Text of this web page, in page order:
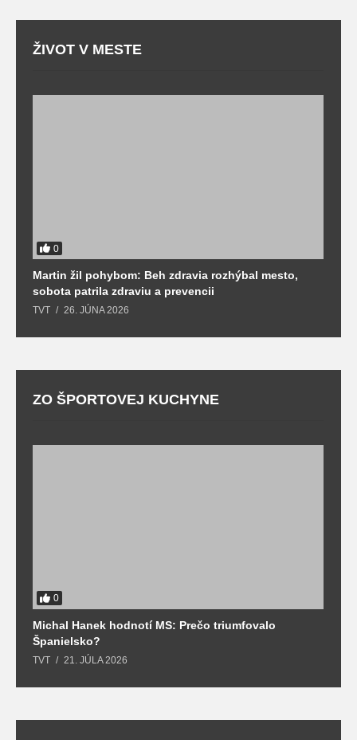
ŽIVOT V MESTE
0
Martin žil pohybom: Beh zdravia rozhýbal mesto,
sobota patrila zdraviu a prevencii
TVT 26. JÚNA 2026
ZO ŠPORTOVEJ KUCHYNE
0
Michal Hanek hodnotí MS: Prečo triumfovalo
Španielsko?
TVT 21. JÚLA 2026